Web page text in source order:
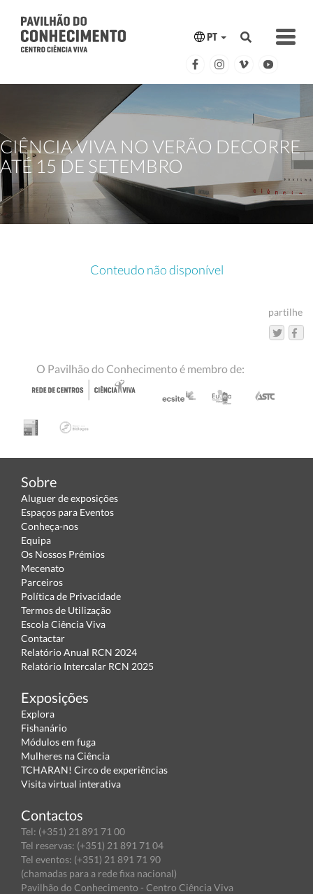
PT
CIÊNCIA VIVA NO VERÃO DECORRE
ATÉ 15 DE SETEMBRO
Conteudo não disponível
partilhe
O Pavilhão do Conhecimento é membro de:
Sobre
Aluguer de exposições
Espaços para Eventos
Conheça-nos
Equipa
Os Nossos Prémios
Mecenato
Parceiros
Política de Privacidade
Termos de Utilização
Escola Ciência Viva
Contactar
Relatório Anual RCN 2024
Relatório Intercalar RCN 2025
Exposições
Explora
Fishanário
Módulos em fuga
Mulheres na Ciência
TCHARAN! Circo de experiências
Visita virtual interativa
Contactos
Tel: (+351) 21 891 71 00
Tel reservas: (+351) 21 891 71 04
Tel eventos: (+351) 21 891 71 90
(chamadas para a rede fixa nacional)
Pavilhão do Conhecimento - Centro Ciência Viva